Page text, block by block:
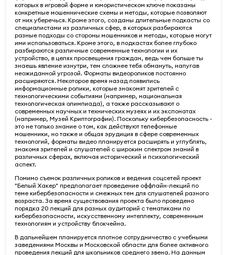
которых в игровой форме и юмористическом ключе показаны
конкретные мошеннические схемы и методы, которые позволяют
от них уберечься. Кроме этого, созданы длительные подкасты со
специалистами из различных сфер, в которых разбираются
разные подходы со стороны мошенников и методы, которые могут
ими использоваться. Кроме этого, в подкастах более глубоко
разбираются различные современные технологии и их
устройство, в целях просвещения граждан, ведь чем больше ты
знаешь явление изнутри, тем сложнее тебя обмануть, напугав
неожиданной угрозой. Форматы видеороликов постоянно
расширяются. Некоторое время назад появились
информационные ролики, которые знакомят зрителей с
технологическими событиями (например, национальная
технологическая олимпиада), а также рассказывают о
современных научных и технических музеях и их экспонатах
(например, Музей Криптографии). Поскольку кибербезопасность -
это не только знание о том, как действуют телефонные
мошенники, но также и общая эрудиция в сфере современных
технологий, форматы видео планируется расширять и углублять,
знакомя зрителей и слушателей с широким спектром знаний в
различных сферах, включая исторический и психологический
аспект.
Помимо съемок различных роликов и ведения соцсетей проект
"Белый Хакер" предполагает проведение оффлайн-лекций по
теме кибербезопасности и смежных тем для слушателей разного
возраста. За время существования проекта было проведено
порядка 20 лекций для разных аудиторий с тематиками по
кибербезопасности, искусственному интеллекту, современным
технологиям и устройству блокчейна.
В дальнейшем планируется плотное сотрудничество с учебными
заведениями Москвы и Московской области для более активного
проведения лекций для школьников среднего звена. На данным